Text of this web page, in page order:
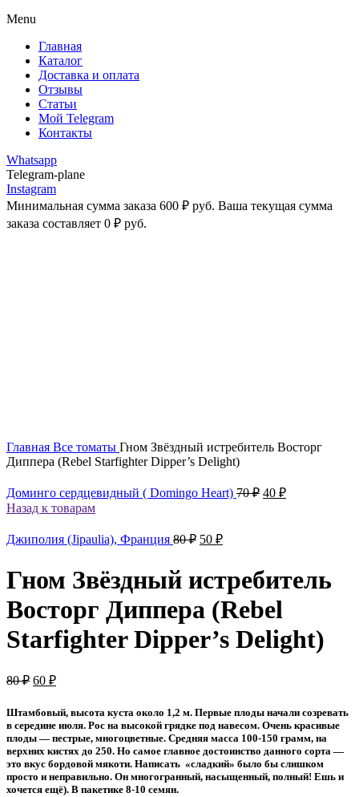
Menu
Главная
Каталог
Доставка и оплата
Отзывы
Статьи
Мой Telegram
Контакты
Whatsapp
Telegram-plane
Instagram
Минимальная сумма заказа 600 ₽ руб. Ваша текущая сумма
заказа составляет 0 ₽ руб.
Главная Все томаты Гном Звёздный истребитель Восторг
Диппера (Rebel Starfighter Dipper’s Delight)
Доминго сердцевидный ( Domingo Heart) 70₽ Первоначальная
40 ₽Текущая
Назад к товарам
Джиполия (Jipaulia), Франция 80₽ Первоначальная
80 ₽.
50 ₽Текущая
Гном Звёздный истребитель
Восторг Диппера (Rebel
Starfighter Dipper’s Delight)
80₽ Первоначальная
составляла
80 ₽.
60 ₽Текущая
60 ₽.
Штамбовый, высота куста около 1,2 м. Первые плоды начали созревать
в середине июля. Рос на высокой грядке под навесом. Очень красивые
плоды — пестрые, многоцветные. Средняя масса 100-150 грамм, на
верхних кистях до 250. Но самое главное достоинство данного сорта —
это вкус бордовой мякоти. Написать «сладкий» было бы слишком
просто и неправильно. Он многогранный, насыщенный, полный! Ешь и
хочется ещё). В пакетике 8-10 семян.